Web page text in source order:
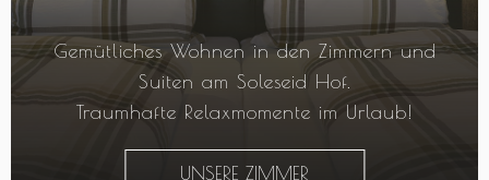
Gemütliches Wohnen in den Zimmern und
Suiten am Soleseid Hof.
Traumhafte Relaxmomente im Urlaub!
UNSERE ZIMMER